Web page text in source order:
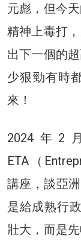
元彪，但今
精神上毒打
出下一個的
少狠勁有時
來！
2024年2
ETA（
講座，談亞
是給成熟行
壯大，而是